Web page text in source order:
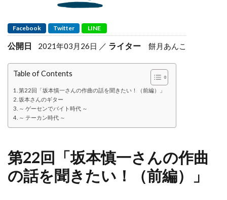
Facebook Twitter LINE
公開日 2021年03月26日 ライター 餅月あんこ
Table of Contents
第22回「坂本慎一さんの作曲の話を聞きたい！（前編）」
坂本さんのギター
～ ゲーセンでバイト時代 ～
～ テーカン時代 ～
第22回「坂本慎一さんの作曲
の話を聞きたい！（前編）」